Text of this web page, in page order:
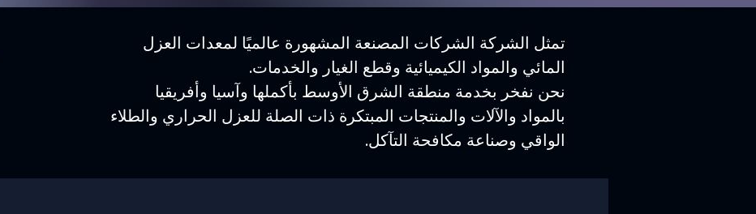
تمثل الشركة الشركات المصنعة المشهورة عالميًا لمعدات العزل
المائي والمواد الكيميائية وقطع الغيار والخدمات.
نحن نفخر بخدمة منطقة الشرق الأوسط بأكملها وآسيا وأفريقيا
بالمواد والآلات والمنتجات المبتكرة ذات الصلة للعزل الحراري والطلاء
الواقي وصناعة مكافحة التآكل.